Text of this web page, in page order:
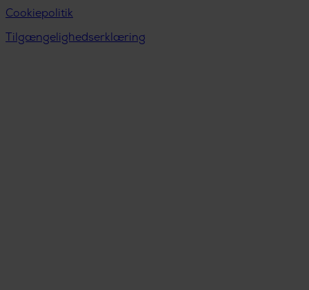
Cookiepolitik
Tilgængelighedserklæring